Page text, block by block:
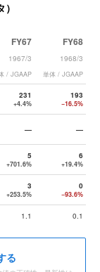
FY67
1967/3
/ JGAAP
FY68
1968/3
単体 / JGAAP
231
+4.4%
193
−16.5%
— —
5
+701.6%
6
+19.4%
3
+253.5%
0
−93.6%
1.1 0.1
る